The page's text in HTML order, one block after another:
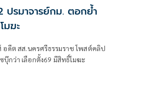
ปรมาจารย์กม. ตอกย้ำ
มฆะ
อดีต สส.นครศรีธรรมราช โพสต์คลิป
กว่า เลือกตั้ง69 มีสิทธิ์โมฆะ